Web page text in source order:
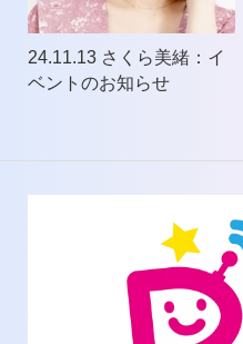
24.11.13 さくら美緒：イ
ベントのお知らせ